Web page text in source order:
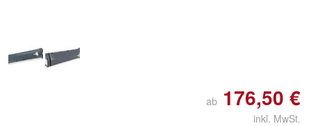
ab 176,50 €
inkl. MwSt.